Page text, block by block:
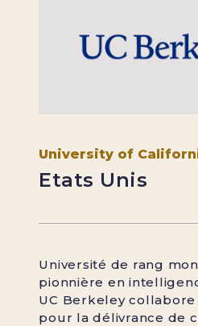
University of
Etats Unis
Université de rang
pionnière en
UC Berkeley collabore
pour la délivrance de